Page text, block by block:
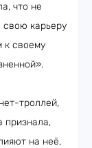
что не
карьеру
к своему
троллей,
признала,
на неё,